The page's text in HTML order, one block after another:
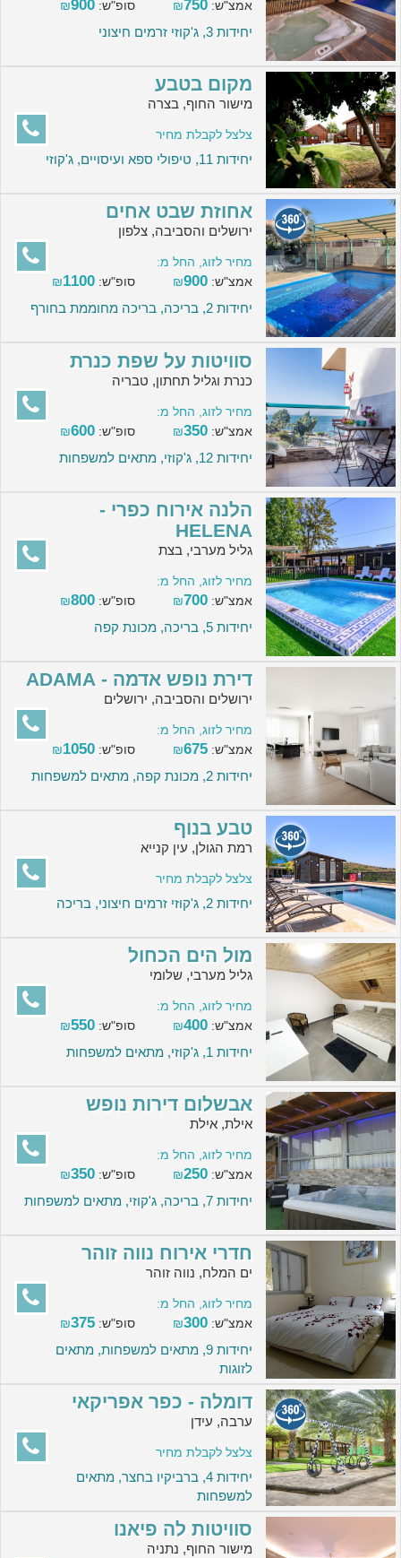
אמצ"ש: ₪750 סופ"ש: ₪900
יחידות 3, ג'קוזי זרמים חיצוני
מקום בטבע
מישור החוף, בצרה
צלצל לקבלת מחיר
יחידות 11, טיפולי ספא ועיסויים, ג'קוזי
אחוזת שבט אחים
ירושלים והסביבה, צלפון
מחיר לזוג, החל מ:
אמצ"ש:
₪900 סופ"ש: ₪1100
יחידות 2, בריכה, בריכה מחוממת בחורף
סוויטות על שפת כנרת
כנרת וגליל תחתון, טבריה
מחיר לזוג, החל מ:
אמצ"ש:
₪350 סופ"ש: ₪600
יחידות 12, ג'קוזי, מתאים למשפחות
הלנה אירוח כפרי -
HELENA
גליל מערבי, בצת
מחיר לזוג, החל מ:
אמצ"ש:
₪700 סופ"ש: ₪800
יחידות 5, בריכה, מכונת קפה
דירת נופש אדמה - ADAMA
ירושלים והסביבה, ירושלים
מחיר לזוג, החל מ:
אמצ"ש:
₪675 סופ"ש: ₪1050
יחידות 2, מכונת קפה, מתאים למשפחות
טבע בנוף
רמת הגולן, עין קנייא
צלצל לקבלת מחיר
יחידות 2, ג'קוזי זרמים חיצוני, בריכה
מול הים הכחול
גליל מערבי, שלומי
מחיר לזוג, החל מ:
אמצ"ש:
₪400 סופ"ש: ₪550
יחידות 1, ג'קוזי, מתאים למשפחות
אבשלום דירות נופש
אילת, אילת
מחיר לזוג, החל מ:
אמצ"ש:
₪250 סופ"ש: ₪350
יחידות 7, בריכה, ג'קוזי, מתאים למשפחות
חדרי אירוח נווה זוהר
ים המלח, נווה זוהר
מחיר לזוג, החל מ:
אמצ"ש:
₪300 סופ"ש: ₪375
יחידות 9, מתאים למשפחות, מתאים
לזוגות
דומלה - כפר אפריקאי
ערבה, עידן
צלצל לקבלת מחיר
יחידות 4, ברביקיו בחצר, מתאים
למשפחות
סוויטות לה פיאנו
מישור החוף, נתניה